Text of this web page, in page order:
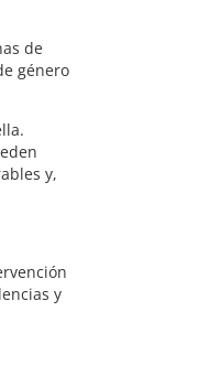
de
género
y,
y